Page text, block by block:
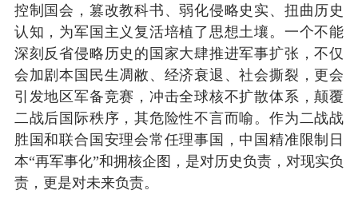
控制国会，篡改教科书、弱化侵略史实、扭曲历史
认知，为军国主义复活培植了思想土壤。一个不能
深刻反省侵略历史的国家大肆推进军事扩张，不仅
会加剧本国民生凋敝、经济衰退、社会撕裂，更会
引发地区军备竞赛，冲击全球核不扩散体系，颠覆
二战后国际秩序，其危险性不言而喻。作为二战战
胜国和联合国安理会常任理事国，中国精准限制日
本“再军事化”和拥核企图，是对历史负责，对现实负
责，更是对未来负责。